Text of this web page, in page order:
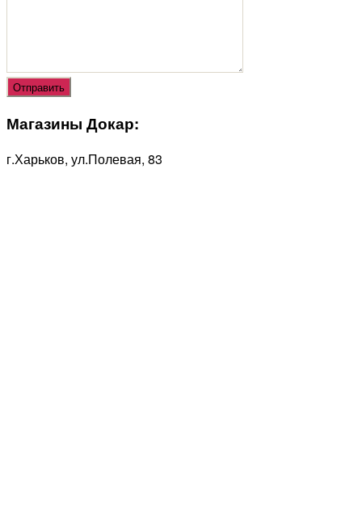
Магазины Докар:
г.Харьков, ул.Полевая, 83